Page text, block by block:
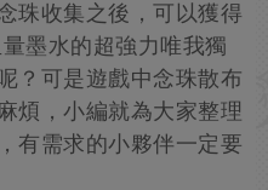
珠收集之後，可以獲得
墨水的超強力唯我獨
？可是遊戲中念珠散布
煩，小編就為大家整理
有需求的小夥伴一定要